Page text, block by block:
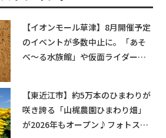
【イオンモール草津】8月開催予定
のイベントが多数中止に。「あそ
べ〜る水族館」や仮面ライダーシ
【東近江市】約5万本のひまわりが
咲き誇る「山梶農園ひまわり畑」
が2026年もオープン♪フォトスポ